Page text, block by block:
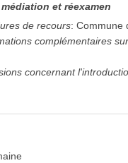
et réexamen
de recours:Commune
complémentaires
concernant